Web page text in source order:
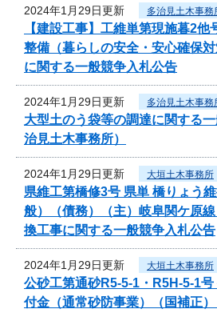
2024年1月29日更新 多治見土木事務
【建設工事】工維単第現施暮2
整備（暮らしの安全・安心確保
に関する一般競争入札公告
2024年1月29日更新 多治見土木事務
大型土のう袋等の調達に関する
治見土木事務所）
2024年1月29日更新 大垣土木事務所
県維工第橋修3号 県単 橋りょう
般）（債務）（主）岐阜関ケ
換工事に関する一般競争入札公告
2024年1月29日更新 大垣土木事務所
公砂工第通砂R5-5-1・R5H-5-1
付金（通常砂防事業）（国補正